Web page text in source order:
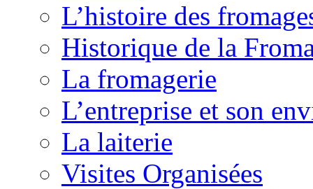
L’histoire des
Historique de la
La fromagerie
L’entreprise et son
La laiterie
Visites Organisées